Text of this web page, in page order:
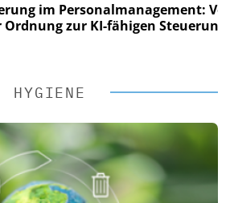
im Personalmanagement: Von
zur KI-fähigen Steuerung
HYGIENE